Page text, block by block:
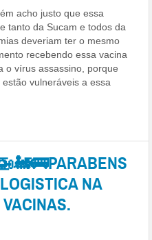
acho justo que essa
tanto da Sucam e todos da
deveriam ter o mesmo
recebendo essa vacina
o vírus assassino, porque
estão vulneráveis a essa
NA